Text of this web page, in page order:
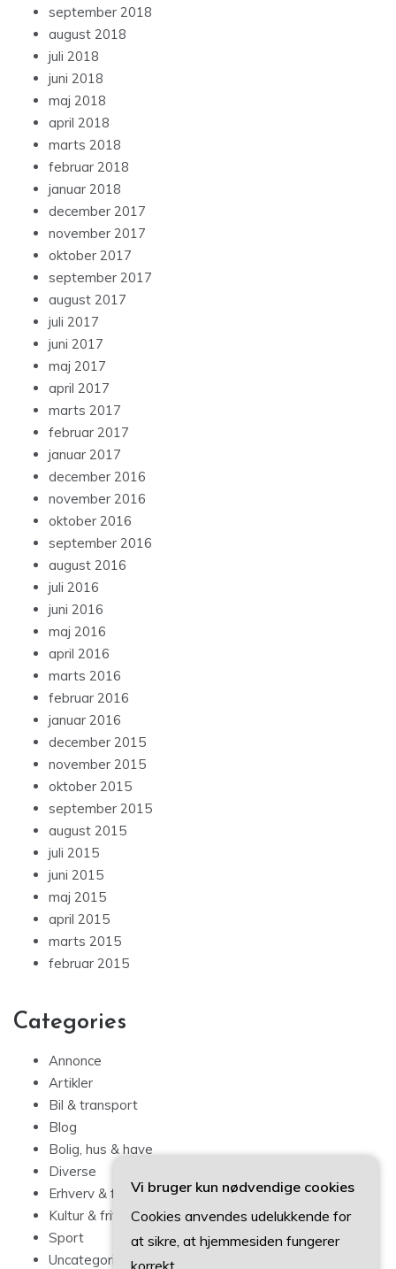
september 2018
august 2018
juli 2018
juni 2018
maj 2018
april 2018
marts 2018
februar 2018
januar 2018
december 2017
november 2017
oktober 2017
september 2017
august 2017
juli 2017
juni 2017
maj 2017
april 2017
marts 2017
februar 2017
januar 2017
december 2016
november 2016
oktober 2016
september 2016
august 2016
juli 2016
juni 2016
maj 2016
april 2016
marts 2016
februar 2016
januar 2016
december 2015
november 2015
oktober 2015
september 2015
august 2015
juli 2015
juni 2015
maj 2015
april 2015
marts 2015
februar 2015
Categories
Annonce
Artikler
Bil & transport
Blog
Bolig, hus & have
Diverse
Erhverv & forbrug
Kultur & fritid
Sport
Uncategorized
Vi bruger kun nødvendige cookies
Cookies anvendes udelukkende for
at sikre, at hjemmesiden fungerer
korrekt.